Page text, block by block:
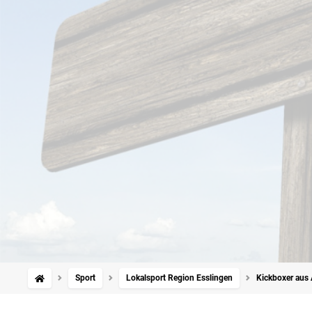
Sport Lokalsport Region Esslingen Kickboxer